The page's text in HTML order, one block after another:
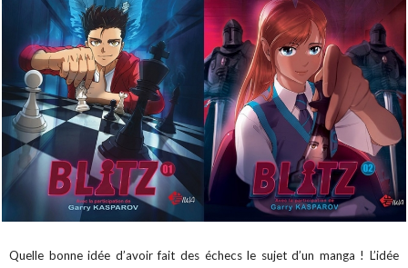
Quelle bonne idée d’avoir fait des échecs le sujet d’un manga ! L’idée